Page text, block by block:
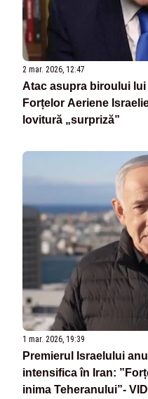
2 mar. 2026, 12:47
Atac asupra biroului lui
Forțelor Aeriene
lovitură „surpriză”
1 mar. 2026, 19:39
Premierul Israelului
intensifica în Iran:
inima Teheranului”-